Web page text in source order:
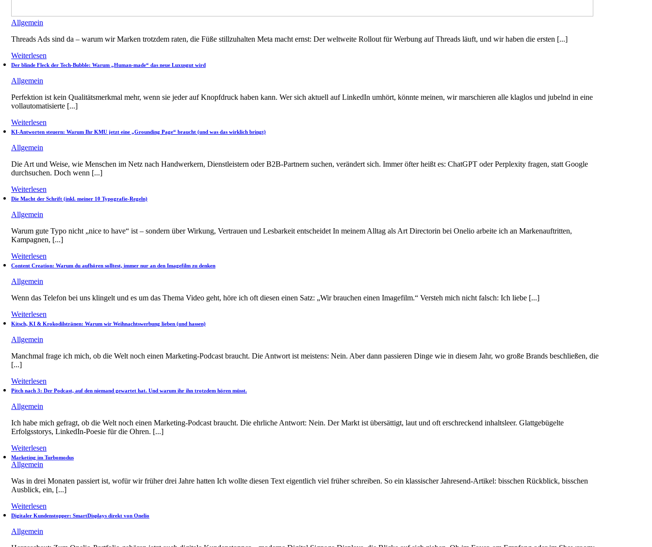
Allgemein
Threads Ads sind da – warum wir Marken trotzdem raten, die Füße stillzuhalten Meta macht ernst: Der weltweite Rollout für Werbung auf Threads läuft, und wir haben die ersten [...]
Weiterlesen
Der blinde Fleck der Tech-Bubble: Warum „Human-made“ das neue Luxusgut wird
Allgemein
Perfektion ist kein Qualitätsmerkmal mehr, wenn sie jeder auf Knopfdruck haben kann. Wer sich aktuell auf LinkedIn umhört, könnte meinen, wir marschieren alle klaglos und jubelnd in eine
vollautomatisierte [...]
Weiterlesen
KI-Antworten steuern: Warum Ihr KMU jetzt eine „Grounding Page“ braucht (und was das wirklich bringt)
Allgemein
Die Art und Weise, wie Menschen im Netz nach Handwerkern, Dienstleistern oder B2B-Partnern suchen, verändert sich. Immer öfter heißt es: ChatGPT oder Perplexity fragen, statt Google
durchsuchen. Doch wenn [...]
Weiterlesen
Die Macht der Schrift (inkl. meiner 10 Typografie-Regeln)
Allgemein
Warum gute Typo nicht „nice to have“ ist – sondern über Wirkung, Vertrauen und Lesbarkeit entscheidet In meinem Alltag als Art Directorin bei Onelio arbeite ich an Markenauftritten,
Kampagnen, [...]
Weiterlesen
Content Creation: Warum du aufhören solltest, immer nur an den Imagefilm zu denken
Allgemein
Wenn das Telefon bei uns klingelt und es um das Thema Video geht, höre ich oft diesen einen Satz: „Wir brauchen einen Imagefilm.“ Versteh mich nicht falsch: Ich liebe [...]
Weiterlesen
Kitsch, KI & Krokodilstränen: Warum wir Weihnachtswerbung lieben (und hassen)
Allgemein
Manchmal frage ich mich, ob die Welt noch einen Marketing-Podcast braucht. Die Antwort ist meistens: Nein. Aber dann passieren Dinge wie in diesem Jahr, wo große Brands beschließen, die
[...]
Weiterlesen
Pitch nach 3: Der Podcast, auf den niemand gewartet hat. Und warum ihr ihn trotzdem hören müsst.
Allgemein
Ich habe mich gefragt, ob die Welt noch einen Marketing-Podcast braucht. Die ehrliche Antwort: Nein. Der Markt ist übersättigt, laut und oft erschreckend inhaltsleer. Glattgebügelte
Erfolgsstorys, LinkedIn-Poesie für die Ohren. [...]
Weiterlesen
Marketing im Turbomodus
Allgemein
Was in drei Monaten passiert ist, wofür wir früher drei Jahre hatten Ich wollte diesen Text eigentlich viel früher schreiben. So ein klassischer Jahresend-Artikel: bisschen Rückblick, bisschen
Ausblick, ein, [...]
Weiterlesen
Digitaler Kundenstopper: SmartDisplays direkt von Onelio
Allgemein